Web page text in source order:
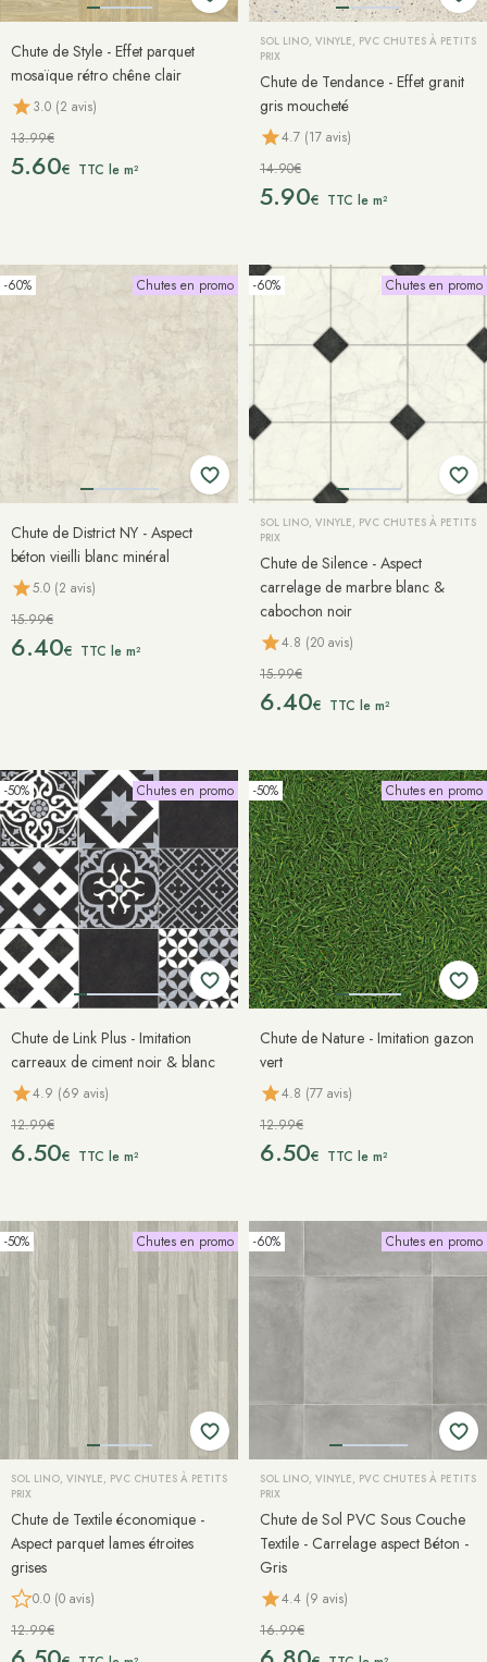
Chute de Style - Effet parquet
mosaïque rétro chêne clair
3.0 (2 avis)
13.99€
5.60€ TTC le m²
SOL LINO, VINYLE, PVC CHUTES À PETITS
PRIX
Chute de Tendance - Effet granit
gris moucheté
4.7 (17 avis)
14.90€
5.90€ TTC le m²
-60% Chutes en promo
Chute de District NY - Aspect
béton vieilli blanc minéral
5.0 (2 avis)
15.99€
6.40€ TTC le m²
-60% Chutes en promo
SOL LINO, VINYLE, PVC CHUTES À PETITS
PRIX
Chute de Silence - Aspect
carrelage de marbre blanc &
cabochon noir
4.8 (20 avis)
15.99€
6.40€ TTC le m²
-50% Chutes en promo
Chute de Link Plus - Imitation
carreaux de ciment noir & blanc
4.9 (69 avis)
12.99€
6.50€ TTC le m²
-50% Chutes en promo
Chute de Nature - Imitation gazon
vert
4.8 (77 avis)
12.99€
6.50€ TTC le m²
-50% Chutes en promo
SOL LINO, VINYLE, PVC CHUTES À PETITS
PRIX
Chute de Textile économique -
Aspect parquet lames étroites
grises
0.0 (0 avis)
12.99€
-60% Chutes en promo
SOL LINO, VINYLE, PVC CHUTES À PETITS
PRIX
Chute de Sol PVC Sous Couche
Textile - Carrelage aspect Béton -
Gris
4.4 (9 avis)
16.99€